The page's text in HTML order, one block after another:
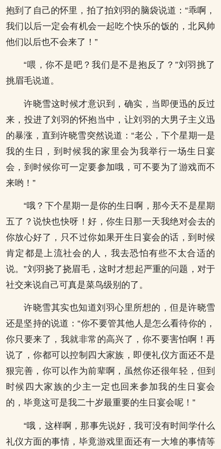
抱到了自己的怀里，拍了拍刘羽的脑袋说道：“乖啊，
我们以后一定会有机会一起吃个快乐的饭的，北风帅
他们以后也不会来了！”
“喂，你不是吧？我们是不是抱反了？”刘羽挑了
挑眉毛说道。
许晓雪这时候才意识到，确实，当即便迅的反过
来，投进了刘羽的怀抱当中，让刘羽的大男子主义迅
的暴涨，直到许晓雪突然说道：“老公，下个星期一是
我的生日，到时候我的家里会为我举行一场生日宴
会，到时候你可一定要参加哦，可不要为了游戏而不
来哟！”
“哦？下个星期一是你的生日啊，那今天不是星期
五了？说快也快呀！好，你生日那一天我绝对会去的
你放心好了，只不过你如果开生日宴会的话，到时候
肯定都是上流社会的人，我去恐怕有些不太合适的
说。”刘羽挠了挠眉毛，这时才想起严重的问题，对于
社交来说自己可真是菜鸟级别的了。
许晓雪其实也知道刘羽心里所想的，但是许晓雪
还是坚持的说道：“你不要管其他人是怎么看待你的，
你只要来了，我就非常的高兴了，你不要害怕啊！再
说了，你都可以控制四大家族，即便礼仪方面还不是
狠完善，你可以作为前辈啊，虽然你还很年轻，但到
时候四大家族的少主一定也回来参加我的生日宴会
的，毕竟这可是我二十岁最重要的生日宴会呢！”
“哦，这样啊，那事先说好，我可没有时间学什么
礼仪方面的事情，毕竟游戏里面还有一大堆的事情等